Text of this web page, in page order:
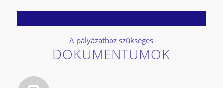
A pályázathoz szükséges
DOKUMENTUMOK